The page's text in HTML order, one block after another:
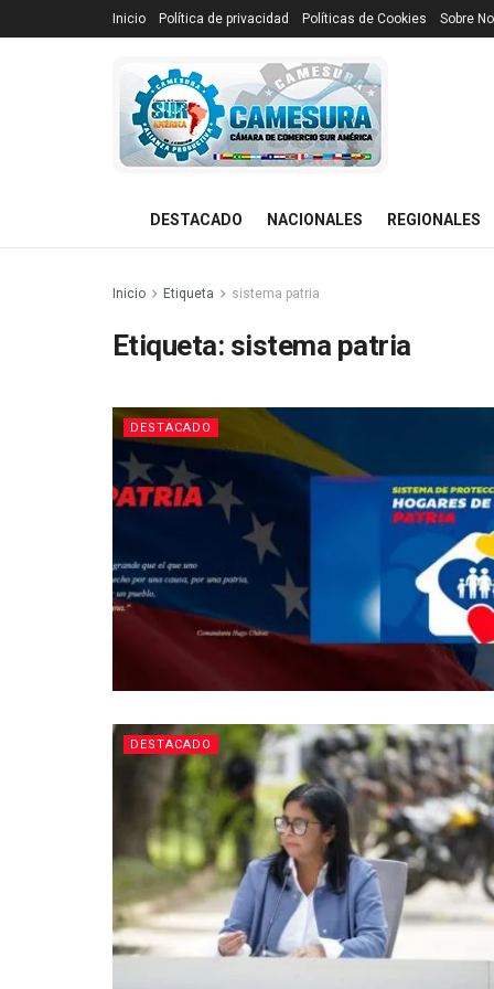
Inicio Política de privacidad Políticas de Cookies Sobre
DESTACADO NACIONALES REGIONALES
Inicio Etiqueta sistema patria
Etiqueta: sistema patria
DESTACADO
DESTACADO